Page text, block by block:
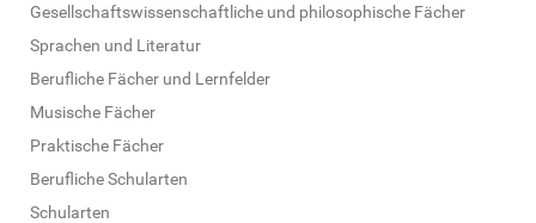
Gesellschaftswissenschaftliche und philosophische Fächer
Sprachen und Literatur
Berufliche Fächer und Lernfelder
Musische Fächer
Praktische Fächer
Berufliche Schularten
Schularten